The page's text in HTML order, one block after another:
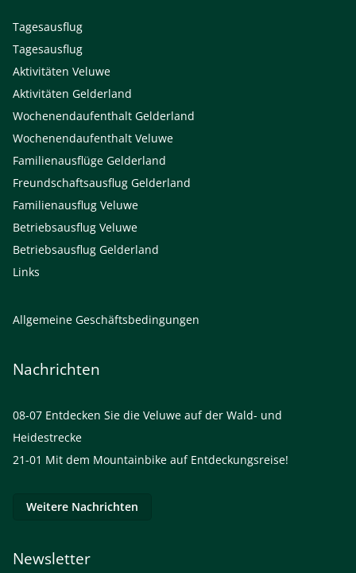
Tagesausflug
Tagesausflug
Aktivitäten Veluwe
Aktivitäten Gelderland
Wochenendaufenthalt Gelderland
Wochenendaufenthalt Veluwe
Familienausflüge Gelderland
Freundschaftsausflug Gelderland
Familienausflug Veluwe
Betriebsausflug Veluwe
Betriebsausflug Gelderland
Links
Allgemeine Geschäftsbedingungen
Nachrichten
08-07 Entdecken Sie die Veluwe auf der Wald- und
Heidestrecke
21-01 Mit dem Mountainbike auf Entdeckungsreise!
Weitere Nachrichten
Newsletter